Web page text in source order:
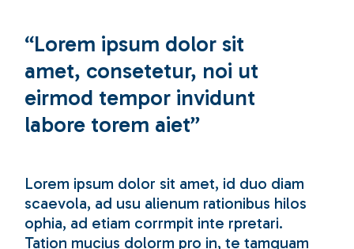
“Lorem ipsum dolor sit
amet, consetetur, noi ut
eirmod tempor invidunt
labore torem aiet”
Lorem ipsum dolor sit amet, id duo diam
scaevola, ad usu alienum rationibus hilos
ophia, ad etiam corrmpit inte rpretari.
Tation mucius dolorm pro in, te tamquam